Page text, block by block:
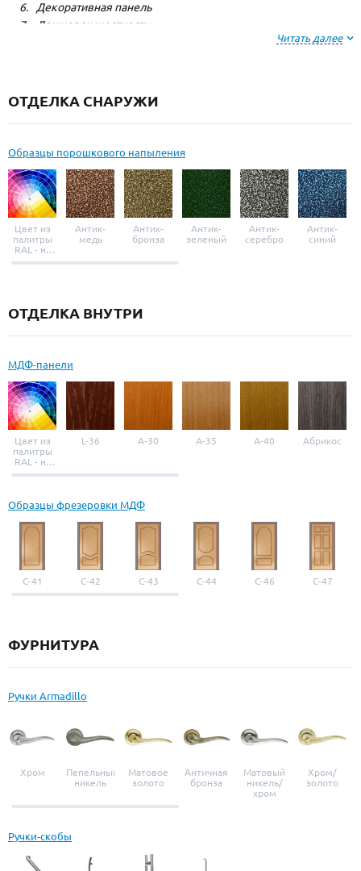
Декоративная панель
Лонжерон жесткости
Читать далее
ОТДЕЛКА СНАРУЖИ
Образцы порошкового напыления
Цвет из
палитры
RAL - на
выбор
Антик-
медь
Антик-
бронза
Антик-
зеленый
Антик-
серебро
Антик-
синий
ОТДЕЛКА ВНУТРИ
МДФ-панели
Цвет из
палитры
RAL - на
выбор
L-36 A-30 A-35 A-40 Абрикос
Образцы фрезеровки МДФ
С-41 С-42 С-43 С-44 С-46 С-47
ФУРНИТУРА
Ручки Armadillo
Хром
Пепельный
никель
Матовое
золото
Античная
бронза
Матовый
никель/
хром
Хром/
золото
Ручки-скобы